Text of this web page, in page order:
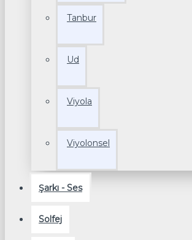
Tanbur
Ud
Viyola
Viyolonsel
Şarkı - Ses
Solfej